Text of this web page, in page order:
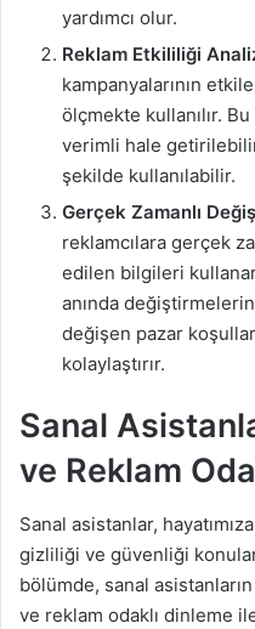
yardımcı olur.
Reklam Etkililiği
kampanyalarının
ölçmekte kullanılır.
verimli hale
şekilde kullanılabilir.
Gerçek Zamanlı
reklamcılara gerçek
edilen bilgileri
anında
değişen pazar
kolaylaştırır.
Sanal
ve Reklam
Sanal asistanlar,
gizliliği ve güvenliği
bölümde, sanal
ve reklam odaklı dinleme